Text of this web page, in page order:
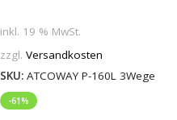
inkl. 19 % MwSt.
zzgl. Versandkosten
SKU: ATCOWAY P-160L 3Wege
-61%